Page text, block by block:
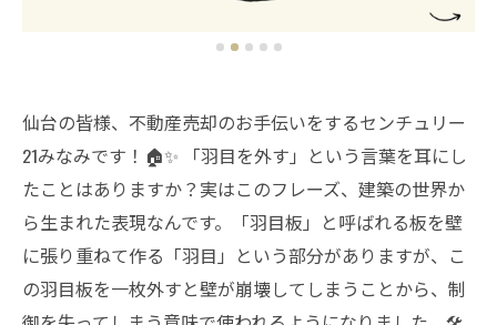
仙台の皆様、不動産売却のお手伝いをするセンチュリー
21みなみです！🏠✨ 「羽目を外す」という言葉を耳にし
たことはありますか？実はこのフレーズ、建築の世界か
ら生まれた表現なんです。「羽目板」と呼ばれる板を壁
に張り重ねて作る「羽目」という部分がありますが、こ
の羽目板を一枚外すと壁が崩壊してしまうことから、制